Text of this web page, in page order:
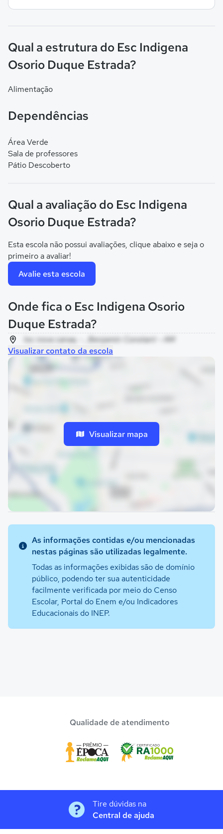
Qual a estrutura do Esc Indigena
Osorio Duque Estrada?
Alimentação
Dependências
Área Verde
Sala de professores
Pátio Descoberto
Qual a avaliação do Esc Indigena
Osorio Duque Estrada?
Esta escola não possui avaliações, clique abaixo e seja o
primeiro a avaliar!
Avalie esta escola
Onde fica o Esc Indigena Osorio
Duque Estrada?
loc nova canaa, - , Benjamin Constant - AM
Visualizar contato da escola
Visualizar mapa
As informações contidas e/ou mencionadas
nestas páginas são utilizadas legalmente.
Todas as informações exibidas são de domínio
público, podendo ter sua autenticidade
facilmente verificada por meio do Censo
Escolar, Portal do Enem e/ou Indicadores
Educacionais do INEP.
Qualidade de atendimento
Tire dúvidas na
Central de ajuda